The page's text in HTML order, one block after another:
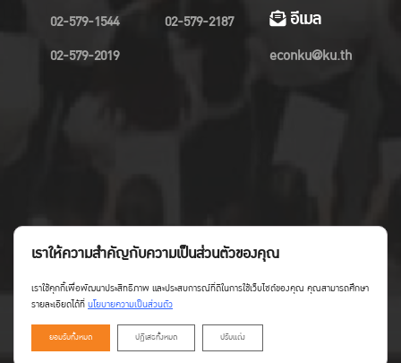
02-579-1544
02-579-2019
02-579-2187
อีเมล
econku@ku.th
Copyright©Faculty of Economics KU
เราให้ความสำคัญกับความเป็นส่วนตัวของคุณ
เราใช้คุกกี้เพื่อพัฒนาประสิทธิภาพ และประสบการณ์ที่ดีในการใช้เว็บไซต์ของคุณ คุณสามารถศึกษา
รายละเอียดได้ที่นโยบายความเป็นส่วนตัว
ยอมรับทั้งหมด ปฏิเสธทั้งหมด ปรับแต่ง